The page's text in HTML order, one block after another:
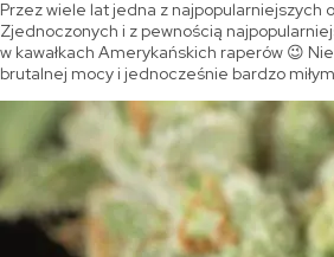
Przez wiele lat jedna z najpopularniejszych
Zjednoczonych i z pewnością
w kawałkach Amerykańskich raperów 😉
brutalnej mocy i jednocześnie bardzo